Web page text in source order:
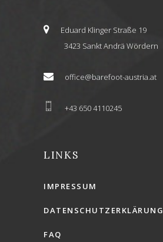
Eduard Klinger Straße 19
3423 Sankt Andrä Wördern
office@barefoot-austria.at
+43 650 4110245
LINKS
IMPRESSUM
DATENSCHUTZERKLÄRUNG
FAQ